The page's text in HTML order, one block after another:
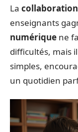
La collaboration
enseignants
numérique ne
difficultés, mais
simples,
un quotidien